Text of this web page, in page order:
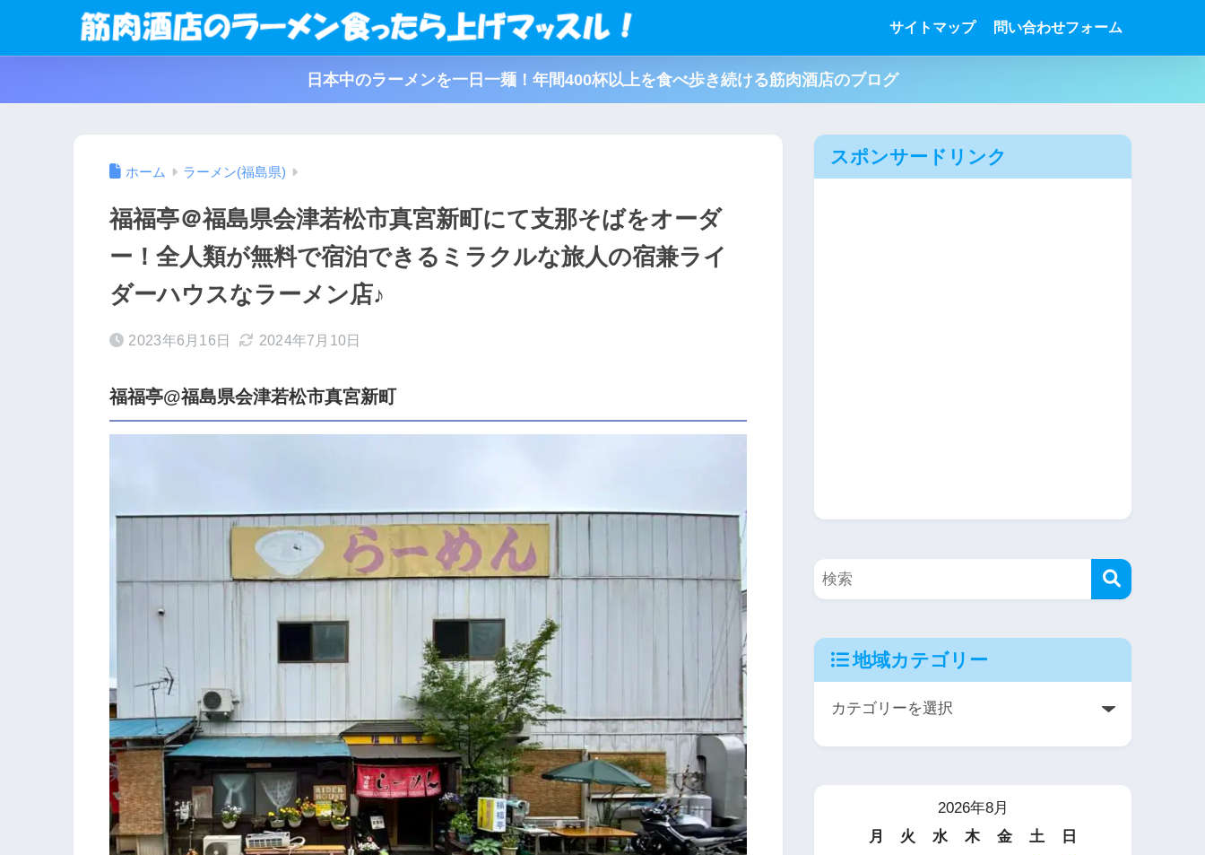
サイトマップ 問い合わせフォーム
日本中のラーメンを一日一麺！年間400杯以上を食べ歩き続ける筋肉酒店のブログ
ホーム ラーメン(福島県)
福福亭＠福島県会津若松市真宮新町にて支那そばをオーダ
ー！全人類が無料で宿泊できるミラクルな旅人の宿兼ライ
ダーハウスなラーメン店♪
2023年6月16日 2024年7月10日
福福亭@福島県会津若松市真宮新町
スポンサードリンク
地域カテゴリー
2026年8月
月
火 水 木 金 土
日